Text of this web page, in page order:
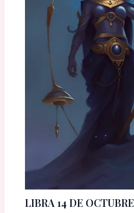
LIBRA 14 DE OCTUBRE